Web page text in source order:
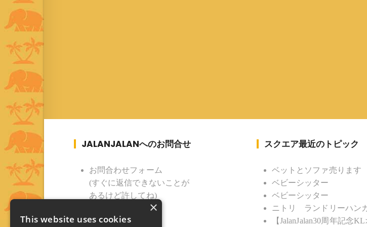
JALANJALANへのお問合せ
お問合わせフォーム
(すぐに返信できないことが
あるけど許してね)
スクエア最近のトピック
ベットとソファ売ります
ベビーシッター
ベビーシッター
ニトリ ランドリーハン
【JalanJalan30周年記念
×
This website uses cookies